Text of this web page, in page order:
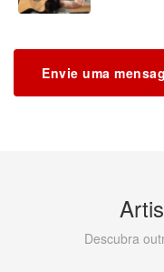
Envie uma
Descubra